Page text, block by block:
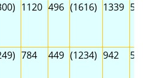
1120 496 (1616) 1339
784 449 (1234) 942